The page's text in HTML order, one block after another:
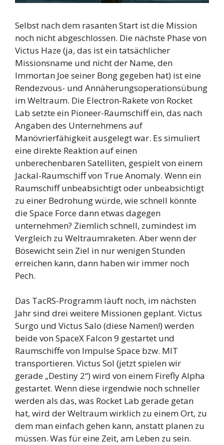
Selbst nach dem rasanten Start ist die Mission
noch nicht abgeschlossen. Die nächste Phase von
Victus Haze (ja, das ist ein tatsächlicher
Missionsname und nicht der Name, den
Immortan Joe seiner Bong gegeben hat) ist eine
Rendezvous- und Annäherungsoperationsübung
im Weltraum. Die Electron-Rakete von Rocket
Lab setzte ein Pioneer-Raumschiff ein, das nach
Angaben des Unternehmens auf
Manövrierfähigkeit ausgelegt war. Es simuliert
eine direkte Reaktion auf einen
unberechenbaren Satelliten, gespielt von einem
Jackal-Raumschiff von True Anomaly. Wenn ein
Raumschiff unbeabsichtigt oder unbeabsichtigt
zu einer Bedrohung würde, wie schnell könnte
die Space Force dann etwas dagegen
unternehmen? Ziemlich schnell, zumindest im
Vergleich zu Weltraumraketen. Aber wenn der
Bösewicht sein Ziel in nur wenigen Stunden
erreichen kann, dann haben wir immer noch
Pech.
Das TacRS-Programm läuft noch, im nächsten
Jahr sind drei weitere Missionen geplant. Victus
Surgo und Victus Salo (diese Namen!) werden
beide von SpaceX Falcon 9 gestartet und
Raumschiffe von Impulse Space bzw. MIT
transportieren. Victus Sol (jetzt spielen wir
gerade „Destiny 2“) wird von einem Firefly Alpha
gestartet. Wenn diese irgendwie noch schneller
werden als das, was Rocket Lab gerade getan
hat, wird der Weltraum wirklich zu einem Ort, zu
dem man einfach gehen kann, anstatt planen zu
müssen. Was für eine Zeit, am Leben zu sein.